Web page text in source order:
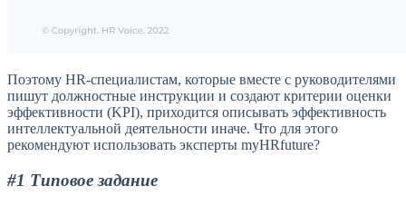
Поэтому HR-специалистам, которые вместе с руководителями
пишут должностные инструкции и создают критерии оценки
эффективности (KPI), приходится описывать эффективность
интеллектуальной деятельности иначе. Что для этого
рекомендуют использовать эксперты myHRfuture?
#1 Типовое задание